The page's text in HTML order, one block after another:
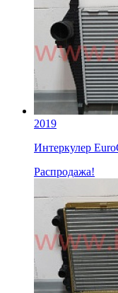
2019
Интеркулер
Распродажа!